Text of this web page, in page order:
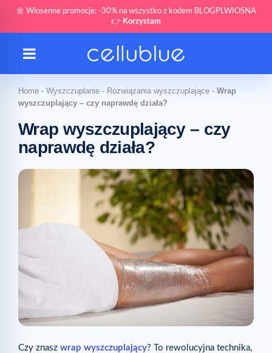
🌼 Wiosenne promocje: -30% na wszystko z kodem BLOGPLWIOSNA
👉 Korzystam
Home - Wyszczuplanie - Rozwiązania wyszczuplające - Wrap
wyszczuplający – czy naprawdę działa?
Wrap wyszczuplający – czy
naprawdę działa?
Czy znasz wrap wyszczuplający? To rewolucyjna technika,